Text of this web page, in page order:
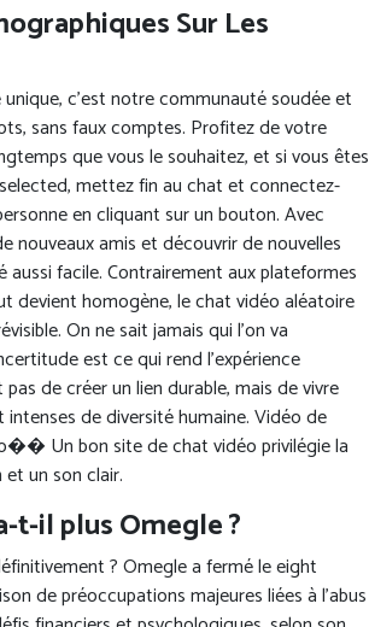
Sur Les
c’est notre communauté soudée et
sans faux comptes. Profitez de votre
que vous le souhaitez, et si vous êtes
mettez fin au chat et connectez-
en cliquant sur un bouton. Avec
nouveaux amis et découvrir de nouvelles
aussi facile. Contrairement aux plateformes
devient homogène, le chat vidéo aléatoire
On ne sait jamais qui l’on va
est ce qui rend l’expérience
de créer un lien durable, mais de vivre
de diversité humaine. Vidéo de
Un bon site de chat vidéo privilégie la
un son clair.
t-il plus Omegle ?
? Omegle a fermé le eight
de préoccupations majeures liées à l'abus